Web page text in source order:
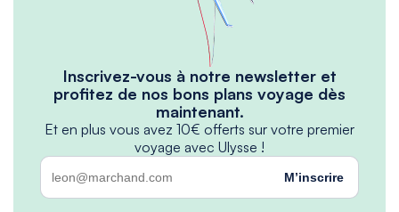
Inscrivez-vous à notre newsletter et
profitez de nos bons plans voyage dès
maintenant.
Et en plus vous avez 10€ offerts sur votre premier
voyage avec Ulysse !
M’inscrire